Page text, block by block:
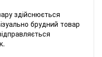
здійснюється
брудний товар